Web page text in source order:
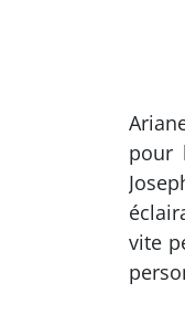
pour
vite